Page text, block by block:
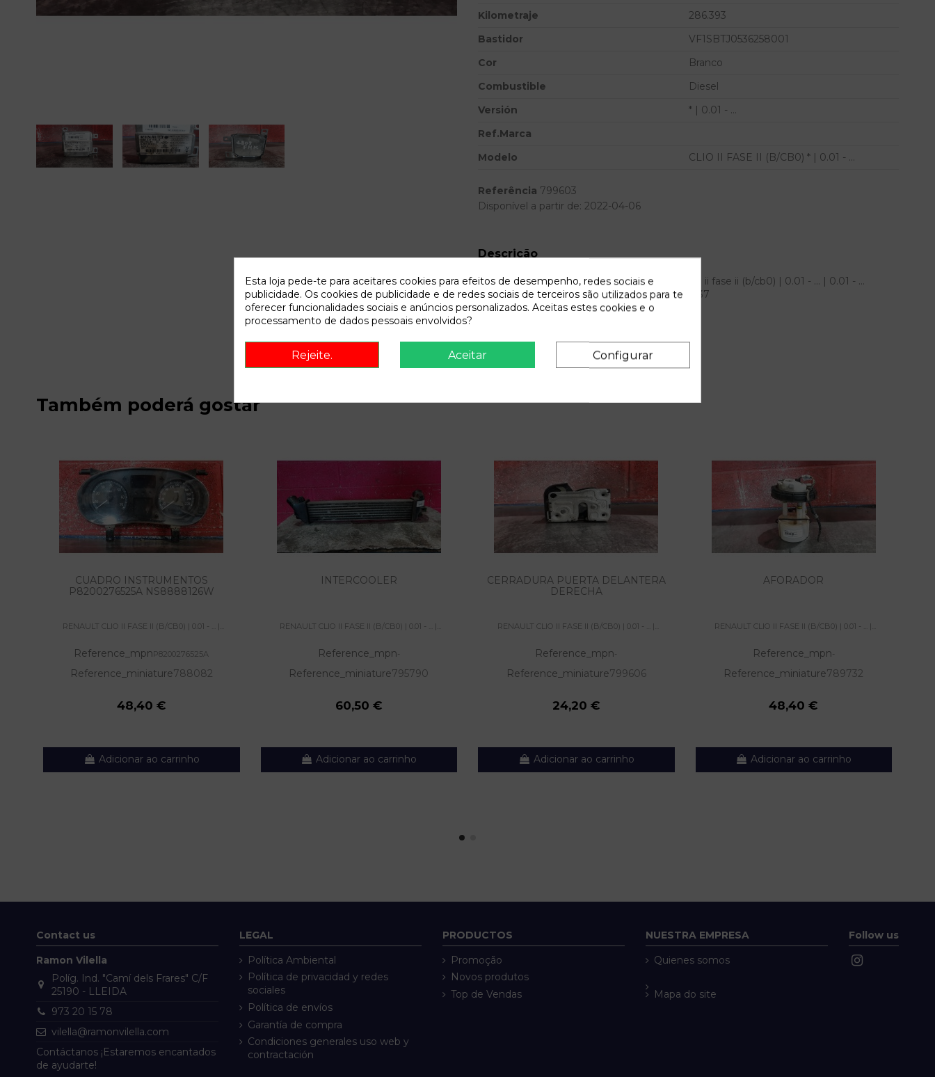
Kilometraje
286.393
Bastidor
VF1SBTJ0536258001
Cor
Branco
Combustible
Diesel
Versión
* | 0.01 - ...
Ref.Marca
Modelo
CLIO II FASE II (B/CB0) * | 0.01 - ...
Referência 799603
Disponível a partir de: 2022-04-06
Descrição
Recambio de centralita airbag para renault clio ii fase ii (b/cb0) | 0.01 - ... | 0.01 - ...
referencia OEM IAM 8200375763A 0285001537
Também poderá gostar
CUADRO INSTRUMENTOS
P8200276525A NS8888126W
RENAULT CLIO II FASE II (B/CB0) | 0.01 - ... |...
Reference_mpnP8200276525A
Reference_miniature788082
48,40 €
Adicionar ao carrinho
INTERCOOLER
RENAULT CLIO II FASE II (B/CB0) | 0.01 - ... |...
Reference_mpn-
Reference_miniature795790
60,50 €
Adicionar ao carrinho
CERRADURA PUERTA DELANTERA
DERECHA
RENAULT CLIO II FASE II (B/CB0) | 0.01 - ... |...
Reference_mpn-
Reference_miniature799606
24,20 €
Adicionar ao carrinho
AFORADOR
RENAULT CLIO II FASE II (B/CB0) | 0.01 - ... |...
Reference_mpn-
Reference_miniature789732
48,40 €
Adicionar ao carrinho
Contact us
Ramon Vilella
Políg. Ind. "Camí dels Frares" C/F
25190 - LLEIDA
973 20 15 78
vilella@ramonvilella.com
Contáctanos ¡Estaremos encantados
de ayudarte!
LEGAL
Política Ambiental
Política de privacidad y redes
sociales
Política de envíos
Garantía de compra
Condiciones generales uso web y
contractación
PRODUCTOS
Promoção
Novos produtos
Top de Vendas
NUESTRA EMPRESA
Quienes somos
Mapa do site
Follow us
Esta loja pede-te para aceitares cookies para efeitos de desempenho, redes sociais e
publicidade. Os cookies de publicidade e de redes sociais de terceiros são utilizados para te
oferecer funcionalidades sociais e anúncios personalizados. Aceitas estes cookies e o
processamento de dados pessoais envolvidos?
Rejeite. Aceitar Configurar